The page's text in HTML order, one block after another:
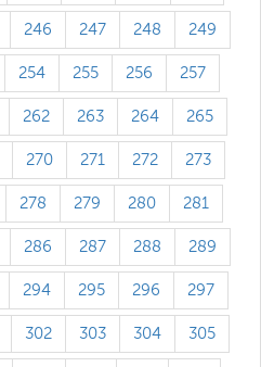
246 247 248 249
254 255 256 257
262 263 264 265
270 271 272 273
278 279 280 281
286 287 288 289
294 295 296 297
302 303 304 305